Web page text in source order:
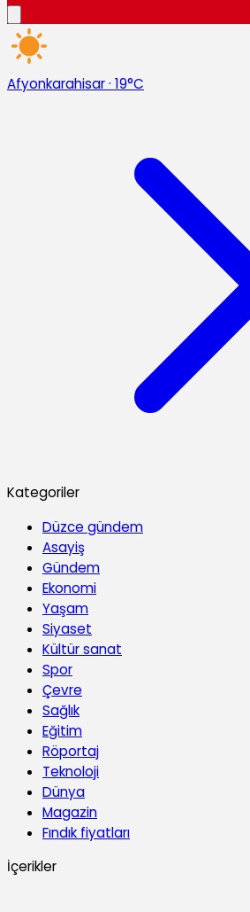
Afyonkarahisar· 19°C
Kategoriler
Düzce gündem
Asayiş
Gündem
Ekonomi
Yaşam
Siyaset
Kültür sanat
Spor
Çevre
Sağlık
Eğitim
Röportaj
Teknoloji
Dünya
Magazin
Fındık fiyatları
İçerikler